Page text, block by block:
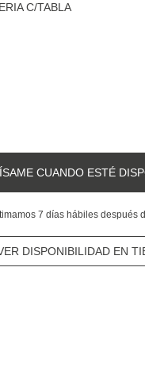
C/TABLA
CUANDO ESTÉ
7 días hábiles después
DISPONIBILIDAD EN